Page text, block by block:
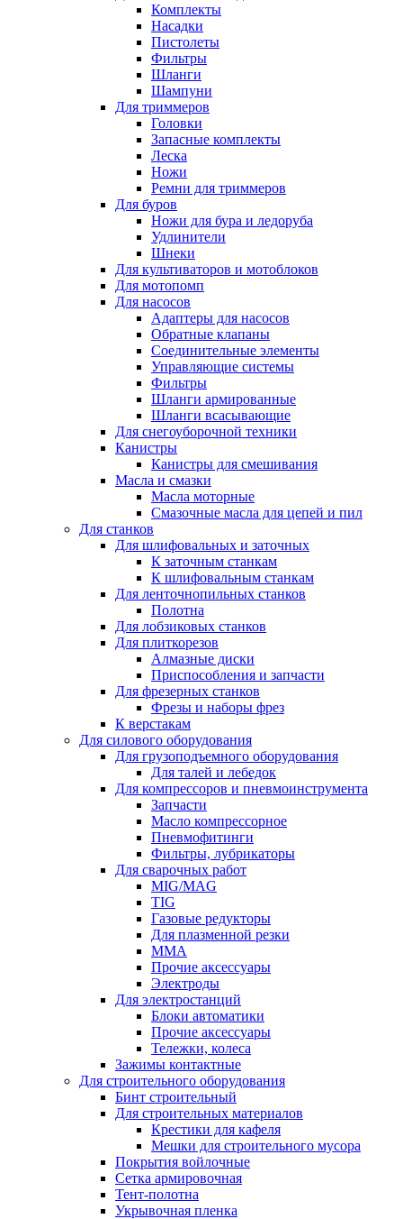
Комплекты
Насадки
Пистолеты
Фильтры
Шланги
Шампуни
Для триммеров
Головки
Запасные комплекты
Леска
Ножи
Ремни для триммеров
Для буров
Ножи для бура и ледоруба
Удлинители
Шнеки
Для культиваторов и мотоблоков
Для мотопомп
Для насосов
Адаптеры для насосов
Обратные клапаны
Соединительные элементы
Управляющие системы
Фильтры
Шланги армированные
Шланги всасывающие
Для снегоуборочной техники
Канистры
Канистры для смешивания
Масла и смазки
Масла моторные
Смазочные масла для цепей и пил
Для станков
Для шлифовальных и заточных
К заточным станкам
К шлифовальным станкам
Для ленточнопильных станков
Полотна
Для лобзиковых станков
Для плиткорезов
Алмазные диски
Приспособления и запчасти
Для фрезерных станков
Фрезы и наборы фрез
К верстакам
Для силового оборудования
Для грузоподъемного оборудования
Для талей и лебедок
Для компрессоров и пневмоинструмента
Запчасти
Масло компрессорное
Пневмофитинги
Фильтры, лубрикаторы
Для сварочных работ
MIG/MAG
TIG
Газовые редукторы
Для плазменной резки
ММА
Прочие аксессуары
Электроды
Для электростанций
Блоки автоматики
Прочие аксессуары
Тележки, колеса
Зажимы контактные
Для строительного оборудования
Бинт строительный
Для строительных материалов
Крестики для кафеля
Мешки для строительного мусора
Покрытия войлочные
Сетка армировочная
Тент-полотна
Укрывочная пленка